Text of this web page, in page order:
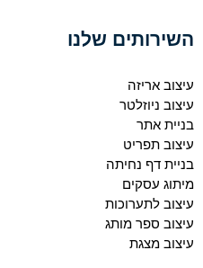
השירותים שלנו
עיצוב אריזה
עיצוב ניוזלטר
בניית אתר
עיצוב תפריט
בניית דף נחיתה
מיתוג עסקים
עיצוב לתערוכות
עיצוב ספר מותג
עיצוב מצגת